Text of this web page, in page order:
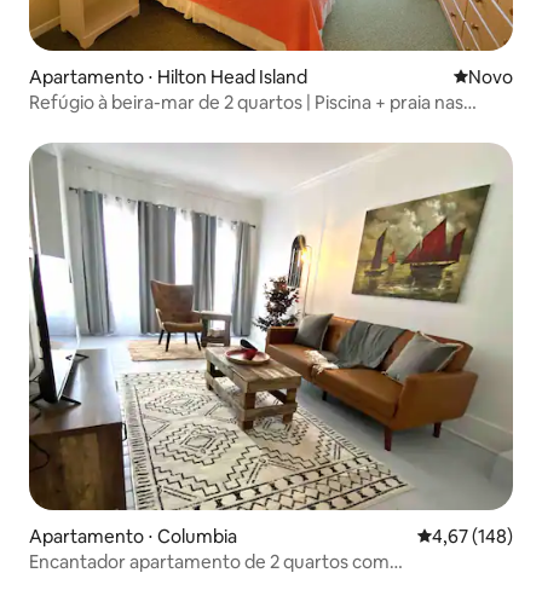
Apartamento ⋅ Hilton Head Island Novo
Novo
Refúgio à beira-mar de 2 quartos | Piscina + praia nas
Apartamento ⋅ Columbia 4,67 de uma
4,67 (148)
Encantador apartamento de 2 quartos com